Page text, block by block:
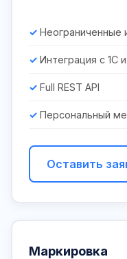
Неограниченные
Интеграция с 1С и
Full REST API
Персональный
Оставить
Маркировка